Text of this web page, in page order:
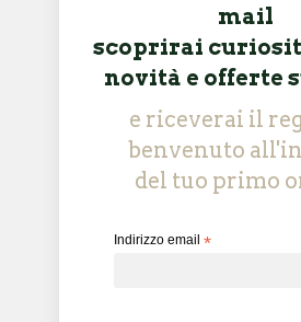
mail
scoprirai
novità e offerte
e riceverai il
benvenuto
del tuo primo
Indirizzo email *